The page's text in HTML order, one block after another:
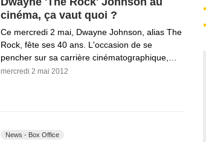
cinéma, ça vaut quoi ?
Ce mercredi 2 mai, Dwayne Johnson, alias The
Rock, fête ses 40 ans. L'occasion de se
pencher sur sa carrière cinématographique,…
mercredi 2 mai 2012
News - Box Office